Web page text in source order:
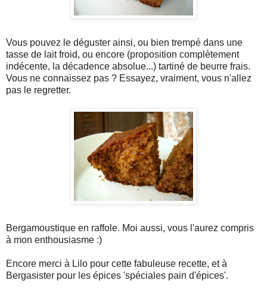
Vous pouvez le déguster ainsi, ou bien trempé dans une
tasse de lait froid, ou encore (proposition complètement
indécente, la décadence absolue...) tartiné de beurre frais.
Vous ne connaissez pas ? Essayez, vraiment, vous n'allez
pas le regretter.
Bergamoustique en raffole. Moi aussi, vous l'aurez compris
à mon enthousiasme :)
Encore merci à Lilo pour cette fabuleuse recette, et à
Bergasister pour les épices 'spéciales pain d'épices'.